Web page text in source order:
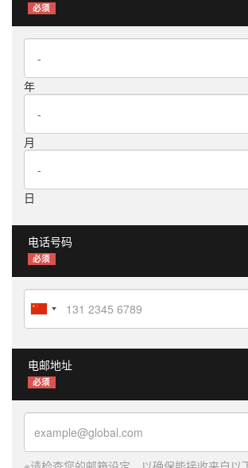
必须
年
月
日
电话号码
必须
电邮地址
必须